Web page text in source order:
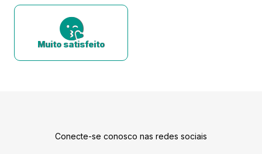
Muito satisfeito
Conecte-se conosco nas redes sociais